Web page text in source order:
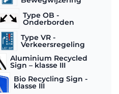
Type OB -
Onderborden
Type VR -
Verkeersregeling
Aluminium Recycled
Sign – klasse III
Bio Recycling Sign -
klasse III